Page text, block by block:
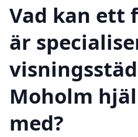
Vad kan ett
är
Moholm
med?